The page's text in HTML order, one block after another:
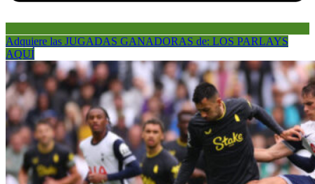
Adquiere las JUGADAS GANADORAS de: LOS PARLAYS
AQUÍ